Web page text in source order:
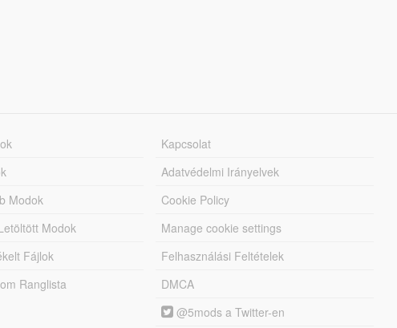
Modok
Modok
Fájlok
Ranglista
Kapcsolat
Adatvédelmi Irányelvek
Cookie Policy
Manage cookie settings
Felhasználási Feltételek
DMCA
@5mods a Twitter-en